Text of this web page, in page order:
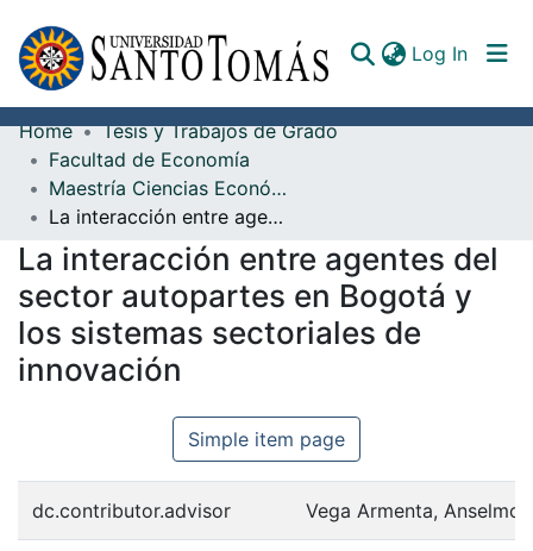
Log In
Communities & Collections
All of DSpace
Documents
Home
Tesis y Trabajos de Grado
Facultad de Economía
Maestría Ciencias Económicas
La interacción entre agentes del sector autopartes en Bogotá y los sistemas sectoriales de innovación
La interacción entre agentes del
sector autopartes en Bogotá y
los sistemas sectoriales de
innovación
Simple item page
dc.contributor.advisor Vega Armenta, Anselmo